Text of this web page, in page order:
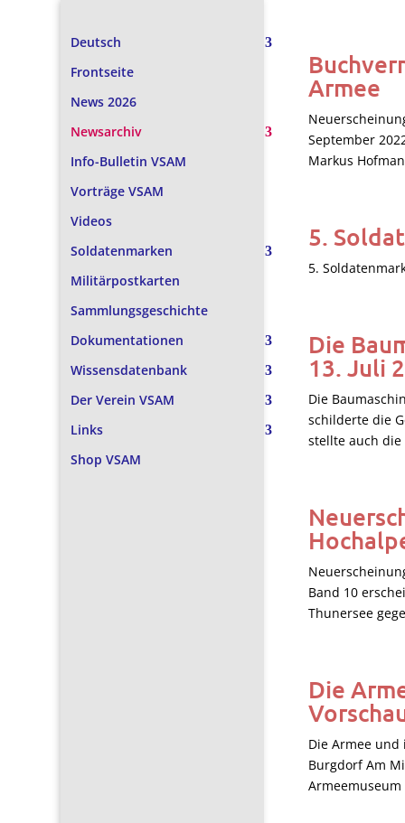
Deutsch
Frontseite
News 2026
Newsarchiv
Info-Bulletin VSAM
Vorträge VSAM
Videos
Soldatenmarken
Militärpostkarten
Sammlungsgeschichte
Dokumentationen
Wissensdatenbank
Der Verein VSAM
Links
Shop VSAM
Armee
September
Markus
5.
5.
Die
13. Juli
Die
schilderte die
stellte auch
Band 10
Thunersee
Die
Die Armee und
Burgdorf Am